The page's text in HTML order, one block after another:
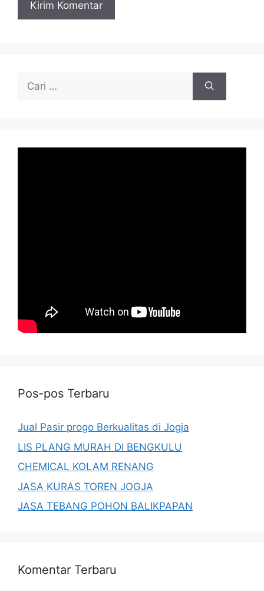
Cari
Pos-pos Terbaru
Jual Pasir progo Berkualitas di Jogja
LIS PLANG MURAH DI BENGKULU
CHEMICAL KOLAM RENANG
JASA KURAS TOREN JOGJA
JASA TEBANG POHON BALIKPAPAN
Komentar Terbaru